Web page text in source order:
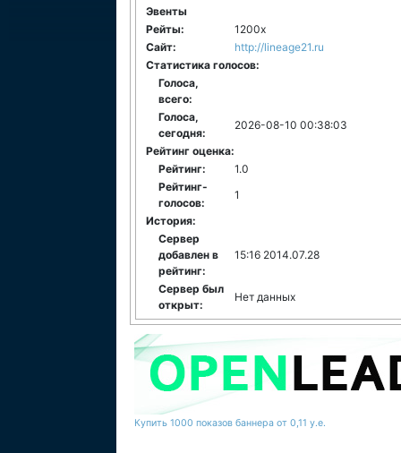
Эвенты
Рейты:
1200x
Сайт:
http://lineage21.ru
Статистика голосов:
Голоса,
всего:
Голоса,
сегодня:
2026-08-10 00:38:03
Рейтинг оценка:
Рейтинг:
1.0
Рейтинг-
голосов:
1
История:
Сервер
добавлен в
рейтинг:
15:16 2014.07.28
Сервер был
открыт:
Нет данных
Купить 1000 показов баннера от 0,11 у.е.